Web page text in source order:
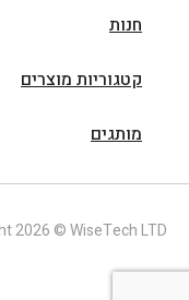
חנות
קטגוריות מוצרים
מותגים
2026 © WiseTech LTD